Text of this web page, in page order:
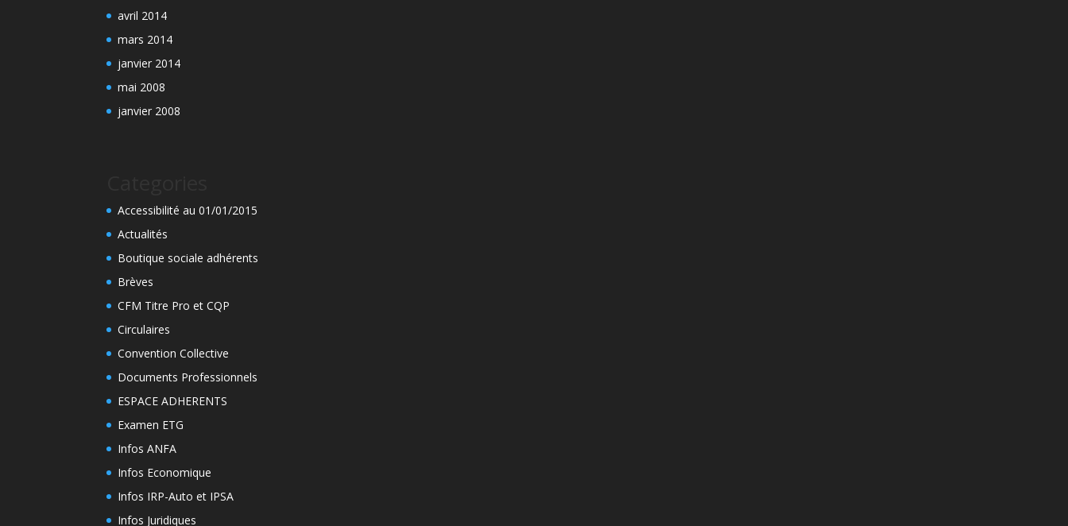
avril 2014
mars 2014
janvier 2014
mai 2008
janvier 2008
Accessibilité au 01/01/2015
Actualités
Boutique sociale adhérents
Brèves
CFM Titre Pro et CQP
Circulaires
Convention Collective
Documents Professionnels
ESPACE ADHERENTS
Examen ETG
Infos ANFA
Infos Economique
Infos IRP-Auto et IPSA
Infos Juridiques